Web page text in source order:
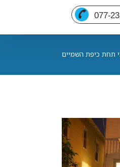
077-
תחת כיפת השמיים